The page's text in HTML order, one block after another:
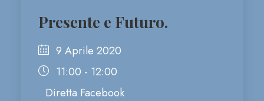
Presente e Futuro.
9 Aprile 2020
11:00 - 12:00
Diretta Facebook